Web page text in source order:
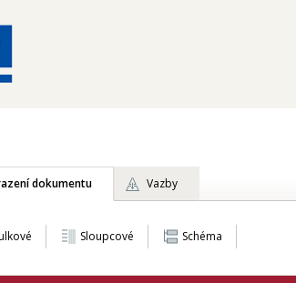
dokumentu Vazby
Sloupcové Schéma